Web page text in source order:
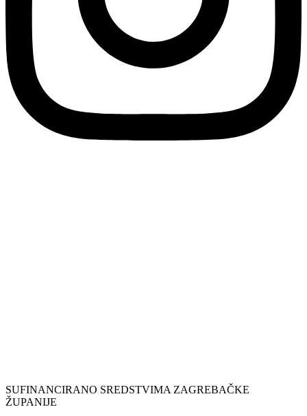
SUFINANCIRANO SREDSTVIMA ZAGREBAČKE
ŽUPANIJE